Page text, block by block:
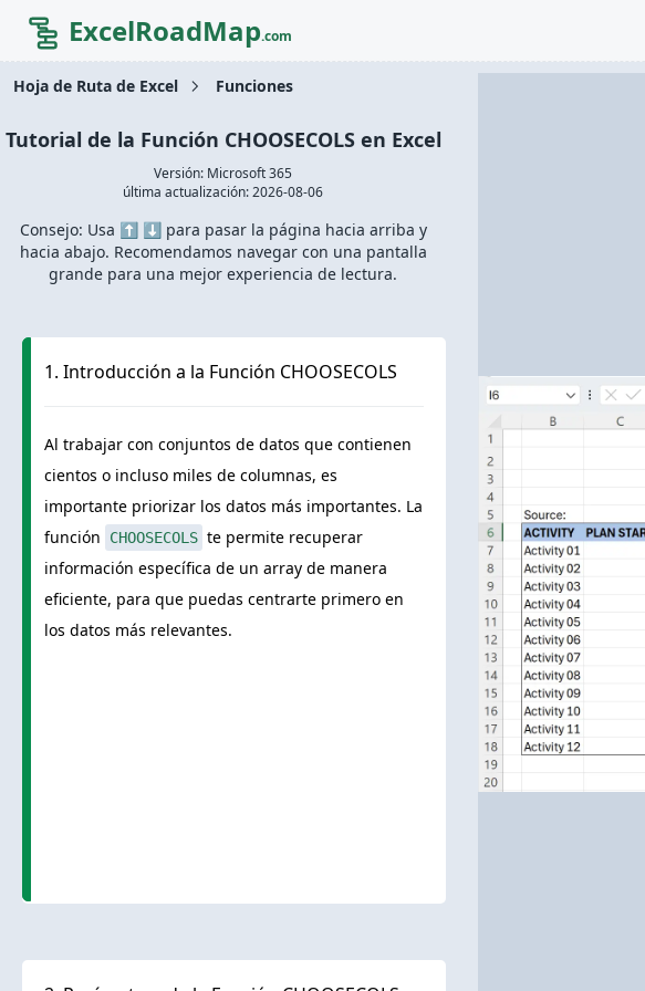
ExcelRoadMap.com
Hoja de Ruta de Excel Funciones
Tutorial de la Función CHOOSECOLS en Excel
Versión: Microsoft 365
última actualización:2026-08-06
Consejo: Usa ⬆️ ⬇️ para pasar la página hacia arriba y
hacia abajo. Recomendamos navegar con una pantalla
grande para una mejor experiencia de lectura.
1. Introducción a la Función CHOOSECOLS
Al trabajar con conjuntos de datos que contienen
cientos o incluso miles de columnas, es
importante priorizar los datos más importantes. La
función
CHOOSECOLS te permite recuperar
información específica de un array de manera
eficiente, para que puedas centrarte primero en
los datos más relevantes.